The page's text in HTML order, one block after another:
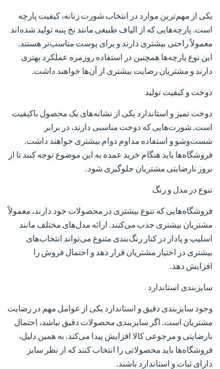
یکی از مهم‌ترین موارد در انتخاب شورت زنانه، کیفیت پارچه
است. پارچه‌هایی که از الیاف طبیعی مانند نخ پنبه تولید شده‌اند
معمولاً راحتی بیشتری دارند و برای پوست مناسب‌تر هستند.
این نوع پارچه‌ها همچنین در استفاده روزمره عملکرد بهتری
دارند و مشتریان رضایت بیشتری از آن‌ها خواهند داشت.
دوخت و کیفیت تولید
دوخت تمیز و استاندارد یکی از نشانه‌های یک محصول باکیفیت
است. شورت‌هایی که دوخت مناسبی دارند، در برابر
شست‌وشو و استفاده مداوم دوام بیشتری خواهند داشت.
فروشگاه‌ها باید هنگام خرید عمده به این موضوع توجه کنند تا از
بروز نارضایتی مشتریان جلوگیری شود.
تنوع در مدل و رنگ
فروشگاه‌هایی که تنوع بیشتری در محصولات خود دارند، معمولاً
مشتریان بیشتری جذب می‌کنند. ارائه مدل‌های مختلف مانند
اسلیپ و پادار در کنار رنگ‌بندی متنوع می‌تواند انتخاب‌های
بیشتری در اختیار مشتریان قرار دهد و احتمال فروش را
افزایش دهد.
سایزبندی استاندارد
وجود سایزبندی دقیق و استاندارد یکی از عوامل مهم در رضایت
مشتریان است. اگر سایزبندی محصولات دقیق نباشد، احتمال
نارضایتی و مرجوعی کالا افزایش پیدا می‌کند. به همین دلیل،
فروشگاه‌ها باید محصولاتی را انتخاب کنند که از نظر سایز
دارای ثبات و استاندارد باشند.